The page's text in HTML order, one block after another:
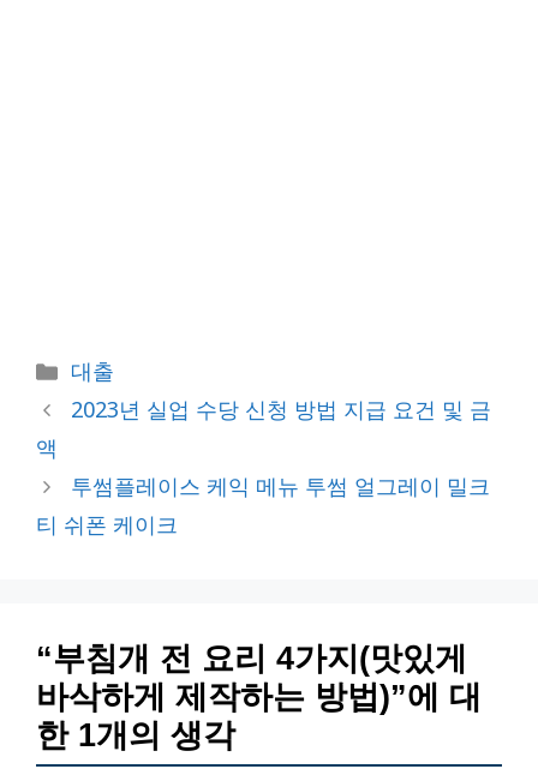
카
테
대출
2023년 실업 수당 신청 방법 지급 요건 및 금
액
투썸플레이스 케익 메뉴 투썸 얼그레이 밀크
티 쉬폰 케이크
“부침개 전 요리 4가지(맛있게
바삭하게 제작하는 방법)”에 대
한 1개의 생각